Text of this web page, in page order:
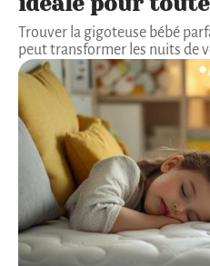
Trouver la gigoteuse bébé
peut transformer les nuits de